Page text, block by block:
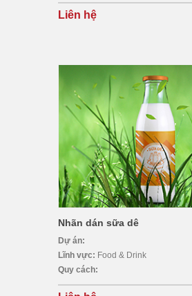
Liên hệ
Nhãn dán sữa dê
Dự án:
Lĩnh vực: Food & Drink
Quy cách: